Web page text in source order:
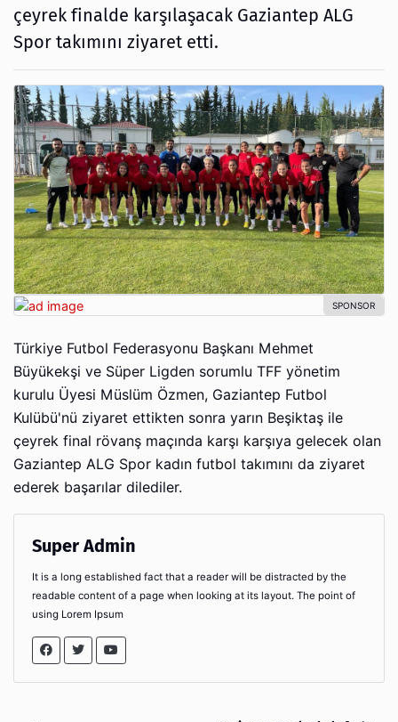
çeyrek finalde karşılaşacak Gaziantep ALG
Spor takımını ziyaret etti.
Türkiye Futbol Federasyonu Başkanı Mehmet
Büyükekşi ve Süper Ligden sorumlu TFF yönetim
kurulu Üyesi Müslüm Özmen, Gaziantep Futbol
Kulübü'nü ziyaret ettikten sonra yarın Beşiktaş ile
çeyrek final rövanş maçında karşı karşıya gelecek olan
Gaziantep ALG Spor kadın futbol takımını da ziyaret
ederek başarılar dilediler.
Super Admin
It is a long established fact that a reader will be distracted by the
readable content of a page when looking at its layout. The point of
using Lorem Ipsum